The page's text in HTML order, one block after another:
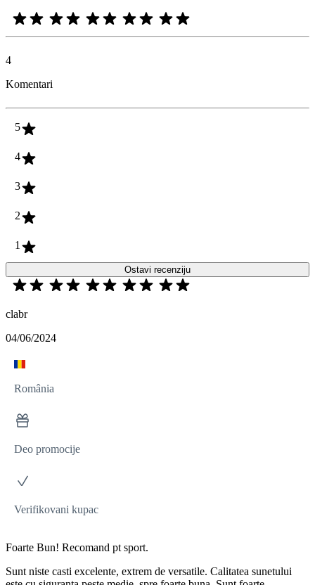
4
Komentari
5
4
3
2
1
Ostavi recenziju
clabr
04/06/2024
România
Deo promocije
Verifikovani kupac
Foarte Bun! Recomand pt sport.
Sunt niste casti excelente, extrem de versatile. Calitatea sunetului